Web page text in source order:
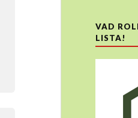
VAD
LISTA!